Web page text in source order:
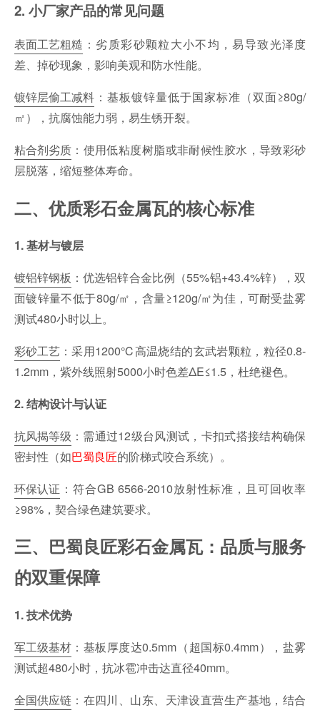
2. 小厂家产品的常见问题
表面工艺粗糙 ：劣质彩砂颗粒大小不均，易导致光泽度
差、掉砂现象，影响美观和防水性能。
镀锌层偷工减料：基板镀锌量低于国家标准（双面≥80g/
㎡），抗腐蚀能力弱，易生锈开裂。
粘合剂劣质：使用低粘度树脂或非耐候性胶水，导致彩砂
层脱落，缩短整体寿命。
二、优质彩石金属瓦的核心标准
1. 基材与镀层
镀铝锌钢板 ：优选铝锌合金比例（55%铝+43.4%锌），双
面镀锌量不低于80g/㎡，含量≥120g/㎡为佳，可耐受盐雾
测试480小时以上。
彩砂工艺：采用1200℃高温烧结的玄武岩颗粒，粒径0.8-
1.2mm，紫外线照射5000小时色差ΔE≤1.5，杜绝褪色。
2. 结构设计与认证
抗风揭等级 ：需通过12级台风测试，卡扣式搭接结构确保
密封性（如巴蜀良匠的阶梯式咬合系统）。
环保认证 ：符合GB 6566-2010放射性标准，且可回收率
≥98%，契合绿色建筑要求。
三、巴蜀良匠彩石金属瓦：品质与服务
的双重保障
1. 技术优势
军工级基材：基板厚度达0.5mm（超国标0.4mm），盐雾
测试超480小时，抗冰雹冲击达直径40mm。
全国供应链：在四川、山东、天津设直营生产基地，结合